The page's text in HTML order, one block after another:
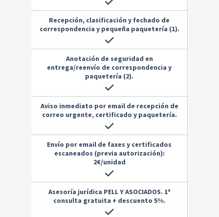
Recepción, clasificación y fechado de
correspondencia y pequeña paquetería (1).
Anotación de seguridad en
entrega/reenvío de correspondencia y
paquetería (2).
Aviso inmediato por email de recepción de
correo urgente, certificado y paquetería.
Envío por email de faxes y certificados
escaneados (previa autorización):
2€/unidad
Asesoría jurídica PELL Y ASOCIADOS. 1ª
consulta gratuita + descuento 5%.